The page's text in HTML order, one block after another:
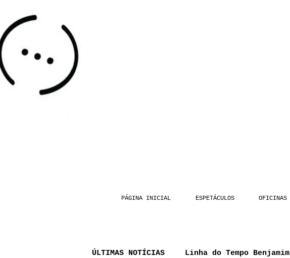
PÁGINA INICIAL ESPETÁCULOS OFICINAS
ÚLTIMAS NOTÍCIAS Linha do Tempo Benjamim